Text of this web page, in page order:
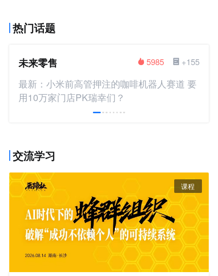
热门话题
未来零售 +155
5985
最新：小米前高管押注的咖啡机器人赛道 要
用10万家门店PK瑞幸们？
交流学习
课程